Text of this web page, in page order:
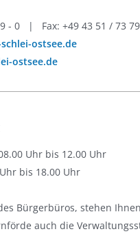
- 0 | Fax: +49 43 51 / 73
ostsee.de
ostsee.de
Uhr bis 12.00 Uhr
bis 18.00 Uhr
Bürgerbüros, stehen
auch die